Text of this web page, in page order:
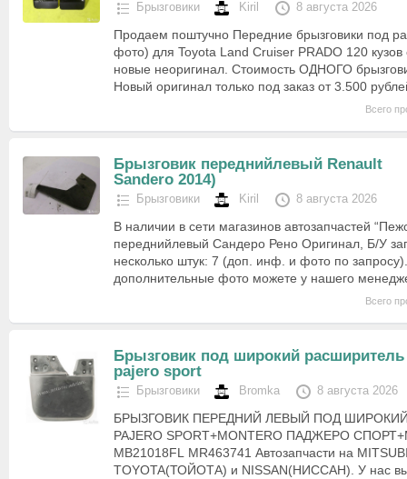
Брызговики Kiril 8 августа 2026
Продаем поштучно Передние брызговики под
фото) для Toyota Land Cruiser PRADO 120 кузов
новые неоригинал. Стоимость ОДНОГО
Новый оригинал только под заказ от 3.500
Всего
Брызговик переднийлевый Renault
Sandero 2014)
Брызговики Kiril 8 августа 2026
В наличии в сети магазинов автозапчастей
переднийлевый Сандеро Рено Оригинал, Б/У
несколько штук: 7 (доп. инф. и фото по запросу).
дополнительные фото можете у нашего
Всего
Брызговик под широкий расширитель
pajero sport
Брызговики Bromka 8 августа 2026
БРЫЗГОВИК ПЕРЕДНИЙ ЛЕВЫЙ ПОД
PAJERO SPORT+MONTERO ПАДЖЕРО
MB21018FL MR463741 Автозапчасти на
TOYOTA(ТОЙОТА) и NISSAN(НИССАН). У нас вы